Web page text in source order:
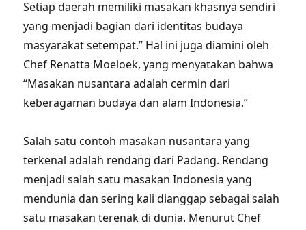
Setiap daerah memiliki masakan khasnya sendiri
yang menjadi bagian dari identitas budaya
masyarakat setempat.” Hal ini juga diamini oleh
Chef Renatta Moeloek, yang menyatakan bahwa
“Masakan nusantara adalah cermin dari
keberagaman budaya dan alam Indonesia.”
Salah satu contoh masakan nusantara yang
terkenal adalah rendang dari Padang. Rendang
menjadi salah satu masakan Indonesia yang
mendunia dan sering kali dianggap sebagai salah
satu masakan terenak di dunia. Menurut Chef